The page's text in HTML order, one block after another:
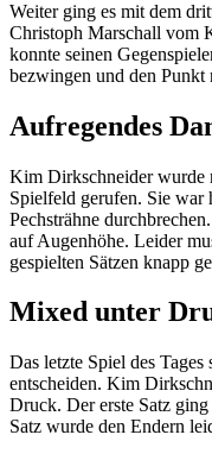
Weiter ging es mit dem
Christoph Marschall vom
konnte seinen
bezwingen und den Punkt
Aufregendes
Kim Dirkschneider wurde
Spielfeld gerufen. Sie
Pechsträhne
auf Augenhöhe. Leider
gespielten Sätzen knapp
Mixed unter
Das letzte Spiel des
entscheiden. Kim
Druck. Der erste Satz
Satz wurde den Endern